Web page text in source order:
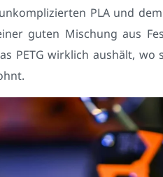
PLA und
guten Mischung aus
PETG wirklich aushält,